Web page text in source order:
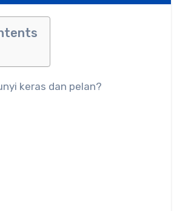
keras dan pelan?